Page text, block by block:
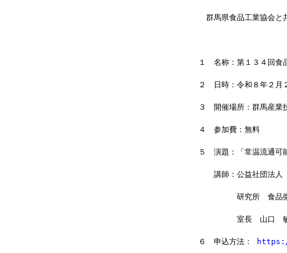
群馬県食品工業協会と
１　名称：第１３４回食
２　日時：令和８年２月
３　開催場所：群馬産
４　参加費：無料
５　演題：「常温流通可
講師：公益社団法人
研究所　食品微
室長　山口　敏
６　申込方法：